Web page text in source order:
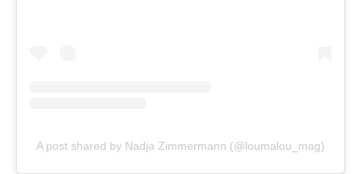
A post shared by Nadja Zimmermann (@loumalou_mag)